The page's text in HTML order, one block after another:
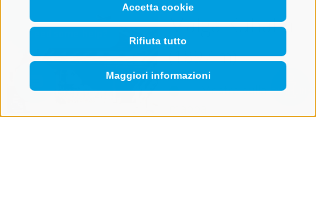
Accetta cookie
Rifiuta tutto
Maggiori informazioni
Mostraricerca
Malga Kuhalm
(1897 m)
Mostra sulla QUICKLINKS